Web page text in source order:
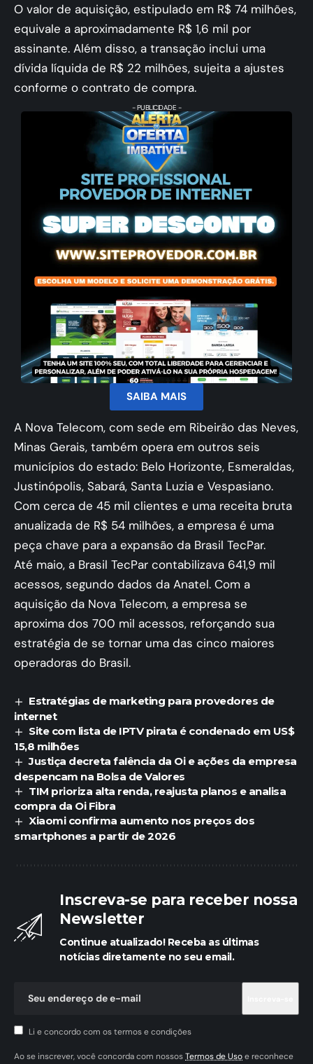
O valor de aquisição, estipulado em R$ 74 milhões,
equivale a aproximadamente R$ 1,6 mil por
assinante. Além disso, a transação inclui uma
dívida líquida de R$ 22 milhões, sujeita a ajustes
conforme o contrato de compra.
- PUBLICIDADE -
SAIBA MAIS
A Nova Telecom, com sede em Ribeirão das Neves,
Minas Gerais, também opera em outros seis
municípios do estado: Belo Horizonte, Esmeraldas,
Justinópolis, Sabará, Santa Luzia e Vespasiano.
Com cerca de 45 mil clientes e uma receita bruta
anualizada de R$ 54 milhões, a empresa é uma
peça chave para a expansão da Brasil TecPar.
Até maio, a Brasil TecPar contabilizava 641,9 mil
acessos, segundo dados da Anatel. Com a
aquisição da Nova Telecom, a empresa se
aproxima dos 700 mil acessos, reforçando sua
estratégia de se tornar uma das cinco maiores
operadoras do Brasil.
Estratégias de marketing para provedores de
internet
Site com lista de IPTV pirata é condenado em US$
15,8 milhões
Justiça decreta falência da Oi e ações da empresa
despencam na Bolsa de Valores
TIM prioriza alta renda, reajusta planos e analisa
compra da Oi Fibra
Xiaomi confirma aumento nos preços dos
smartphones a partir de 2026
Inscreva-se para receber nossa
Newsletter
Continue atualizado! Receba as últimas
notícias diretamente no seu email.
Li e concordo com os termos e condições
Ao se inscrever, você concorda com nossosTermos de Usoe reconhece